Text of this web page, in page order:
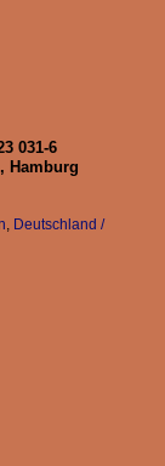
031-6
Hamburg
, Deutschland /